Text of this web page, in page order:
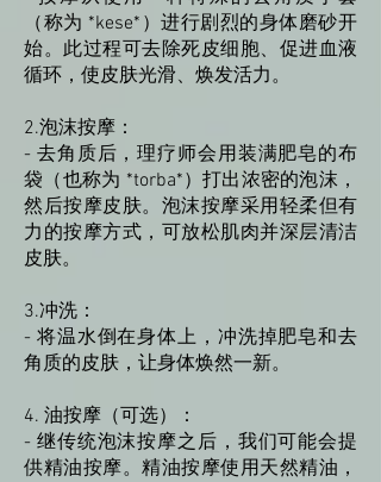
（称为 *kese*）进行剧烈的身体磨砂开
始。此过程可去除死皮细胞、促进血液
循环，使皮肤光滑、焕发活力。
2.泡沫按摩：
- 去角质后，理疗师会用装满肥皂的布
袋（也称为 *torba*）打出浓密的泡沫，
然后按摩皮肤。泡沫按摩采用轻柔但有
力的按摩方式，可放松肌肉并深层清洁
皮肤。
3.冲洗：
- 将温水倒在身体上，冲洗掉肥皂和去
角质的皮肤，让身体焕然一新。
4. 油按摩（可选）：
- 继传统泡沫按摩之后，我们可能会提
供精油按摩。精油按摩使用天然精油，